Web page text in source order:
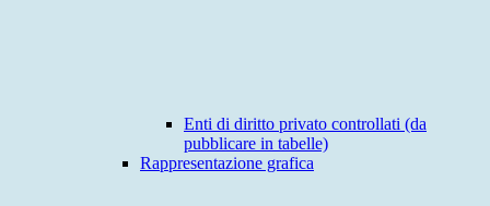
Enti di diritto privato controllati (da
pubblicare in tabelle)
Rappresentazione grafica